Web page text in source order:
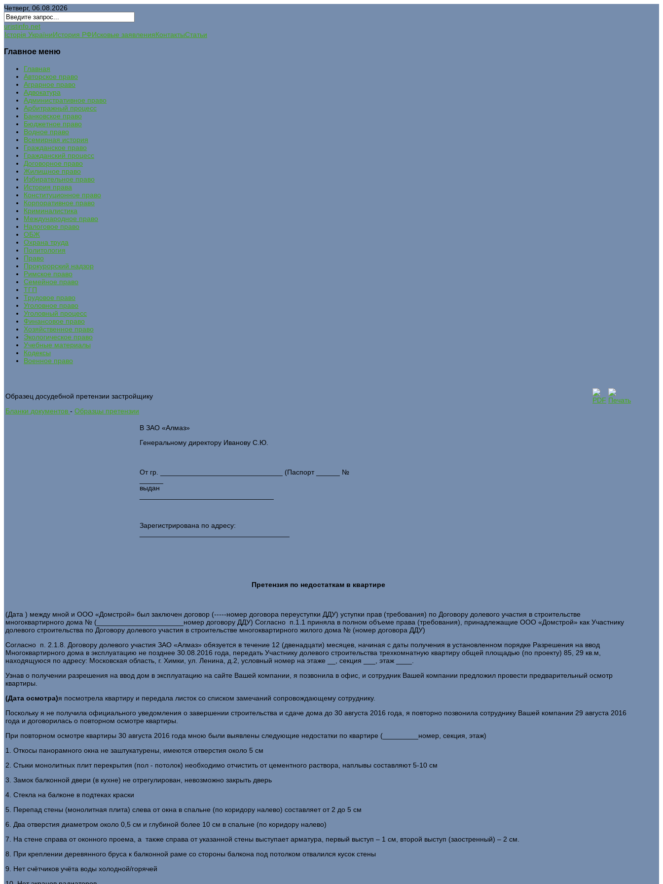
Четверг, 06.08.2026
uristinfo.net
Історія УкраїниИстория РФИсковые заявленияКонтактыСтатьи
Главное меню
Главная
Авторское право
Аграрное право
Адвокатура
Административное право
Арбитражный процесс
Банковское право
Бюджетное право
Водное право
Всемирная история
Гражданское право
Гражданский процесс
Договорное право
Жилищное право
Избирательное право
История права
Конституционное право
Корпоративное право
Криминалистика
Международное право
Налоговое право
ОБЖ
Охрана труда
Политология
Право
Прокурорский надзор
Римское право
Семейное право
ТГП
Трудовое право
Уголовное право
Уголовный процесс
Финансовое право
Хозяйственное право
Экологическое право
Учебные материалы
Кодексы
Военное право
Образец досудебной претензии застройщику
Бланки документов - Образцы претензии
В ЗАО «Алмаз»
Генеральному директору Иванову С.Ю.
От гр. _______________________________ (Паспорт ______ №
выдан
Зарегистрирована по адресу:
Претензия по недостаткам в квартире
(Дата ) между мной и ООО «Домстрой» был заключен договор (-----номер договора переуступки ДДУ) уступки прав (требования) по Договору долевого участия в строительстве
многоквартирного дома № (______________________номер договору ДДУ) Согласно п.1.1 приняла в полном объеме права (требования), принадлежащие ООО «Домстрой» как Участнику
долевого строительства по Договору долевого участия в строительстве многоквартирного жилого дома № (номер договора ДДУ)
Согласно п. 2.1.8. Договору долевого участия ЗАО «Алмаз» обязуется в течение 12 (двенадцати) месяцев, начиная с даты получения в установленном порядке Разрешения на ввод
Многоквартирного дома в эксплуатацию не позднее 30.08.2016 года, передать Участнику долевого строительства трехкомнатную квартиру общей площадью (по проекту) 85, 29 кв.м,
находящуюся по адресу: Московская область, г. Химки, ул. Ленина, д.2, условный номер на этаже __, секция ___, этаж ____.
Узнав о получении разрешения на ввод дом в эксплуатацию на сайте Вашей компании, я позвонила в офис, и сотрудник Вашей компании предложил провести предварительный осмотр
квартиры.
(Дата осмотра)я посмотрела квартиру и передала листок со списком замечаний сопровождающему сотруднику.
Поскольку я не получила официального уведомления о завершении строительства и сдаче дома до 30 августа 2016 года, я повторно позвонила сотруднику Вашей компании 29 августа 2016
года и договорилась о повторном осмотре квартиры.
При повторном осмотре квартиры 30 августа 2016 года мною были выявлены следующие недостатки по квартире (_________номер, секция, этаж)
1. Откосы панорамного окна не заштукатурены, имеются отверстия около 5 см
2. Стыки монолитных плит перекрытия (пол - потолок) необходимо отчистить от цементного раствора, наплывы составляют 5-10 см
3. Замок балконной двери (в кухне) не отрегулирован, невозможно закрыть дверь
4. Стекла на балконе в подтеках краски
5. Перепад стены (монолитная плита) слева от окна в спальне (по коридору налево) составляет от 2 до 5 см
6. Два отверстия диаметром около 0,5 см и глубиной более 10 см в спальне (по коридору налево)
7. На стене справа от оконного проема, а также справа от указанной стены выступает арматура, первый выступ – 1 см, второй выступ (заостренный) – 2 см.
8. При креплении деревянного бруса к балконной раме со стороны балкона под потолком отвалился кусок стены
9. Нет счётчиков учёта воды холодной/горячей